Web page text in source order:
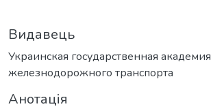
Видавець
Украинская государственная академия
железнодорожного транспорта
Анотація